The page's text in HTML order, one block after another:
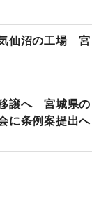
仙沼の工場 宮
譲へ 宮城県の
に条例案提出へ